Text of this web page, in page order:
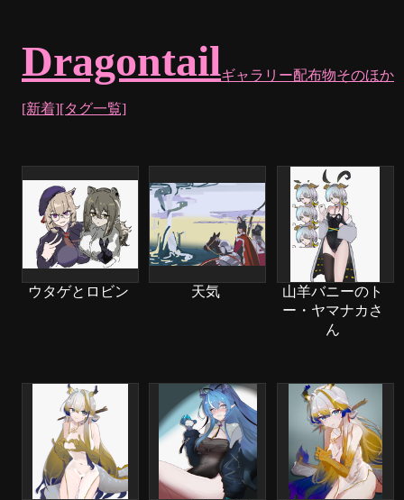
Dragontailギャラリー配布物そのほか
[新着][タグ一覧]
ウタゲとロビン 天気
山羊バニーのト
ー・ヤマナカさ
ん